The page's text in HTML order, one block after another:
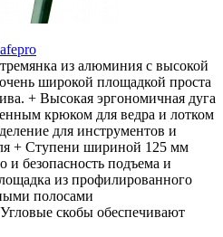
из алюминия с высокой
широкой площадкой проста
+ Высокая эргономичная дуга
крюком для ведра и лотком
для инструментов и
+ Ступени шириной 125 мм
и безопасность подъема и
из профилированного
полосами
скобы обеспечивают